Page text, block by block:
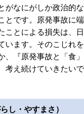
がなにがしか政治的
とです。原発事故に
ことによる損失は、
います。そのこじれ
、『原発事故と「食
考え続けていきたいで
し・やすまさ）